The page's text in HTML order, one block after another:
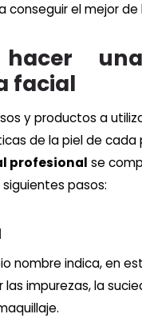
conseguir el mejor de
hacer
facial
y productos a
de la piel de cada
profesional se
pasos:
nombre indica, en
las impurezas, la